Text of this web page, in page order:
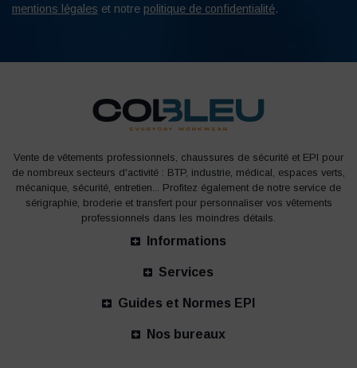
mentions légales et notre politique de confidentialité.
Vente de vêtements professionnels, chaussures de sécurité et EPI pour
de nombreux secteurs d'activité : BTP, industrie, médical, espaces verts,
mécanique, sécurité, entretien... Profitez également de notre service de
sérigraphie, broderie et transfert pour personnaliser vos vêtements
professionnels dans les moindres détails.
Informations
Services
Guides et Normes EPI
Nos bureaux